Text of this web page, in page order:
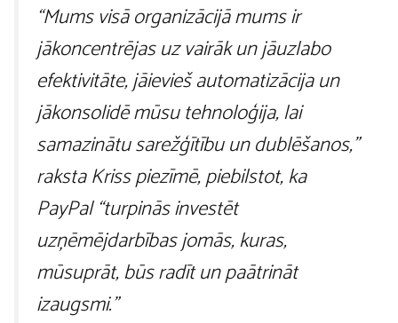
“Mums visā organizācijā mums ir
jākoncentrējas uz vairāk un jāuzlabo
efektivitāte, jāievieš automatizācija un
jākonsolidē mūsu tehnoloģija, lai
samazinātu sarežģītību un dublēšanos,”
raksta Kriss piezīmē, piebilstot, ka
PayPal “turpinās investēt
uzņēmējdarbības jomās, kuras,
mūsuprāt, būs radīt un paātrināt
izaugsmi.”